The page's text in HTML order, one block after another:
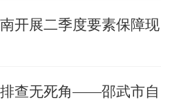
开展二季度要素保障现
排查无死角——邵武市自